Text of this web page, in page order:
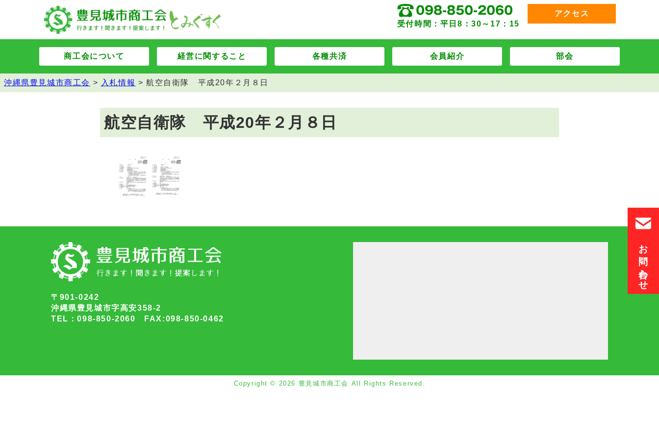
受付時間：平日8：30～17：15
アクセス
商工会について 経営に関すること 各種共済 会員紹介 部会
沖縄県豊見城市商工会 > 入札情報 >航空自衛隊 平成20年２月８日
航空自衛隊 平成20年２月８日
お問い合わせ
〒901-0242
沖縄県豊見城市字高安358-2
TEL：098-850-2060 FAX:098-850-0462
Copyright © 2026 豊見城市商工会 All Rights Reserved.